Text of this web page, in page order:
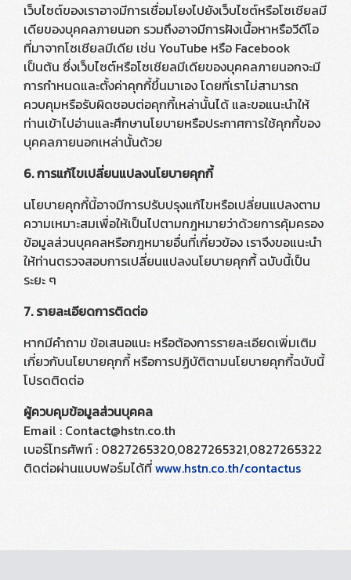
เว็บไซต์ของเราอาจมีการเชื่อมโยงไปยังเว็บไซต์หรือโซเชียลมี
เดียของบุคคลภายนอก รวมถึงอาจมีการฝังเนื้อหาหรือวีดีโอ
ที่มาจากโซเชียลมีเดีย เช่น YouTube หรือ Facebook
เป็นต้น ซึ่งเว็บไซต์หรือโซเชียลมีเดียของบุคคลภายนอกจะมี
การกำหนดและตั้งค่าคุกกี้ขึ้นมาเอง โดยที่เราไม่สามารถ
ควบคุมหรือรับผิดชอบต่อคุกกี้เหล่านั้นได้ และขอแนะนำให้
ท่านเข้าไปอ่านและศึกษานโยบายหรือประกาศการใช้คุกกี้ของ
บุคคลภายนอกเหล่านั้นด้วย
6. การแก้ไขเปลี่ยนแปลงนโยบายคุกกี้
นโยบายคุกกี้นี้อาจมีการปรับปรุงแก้ไขหรือเปลี่ยนแปลงตาม
ความเหมาะสมเพื่อให้เป็นไปตามกฎหมายว่าด้วยการคุ้มครอง
ข้อมูลส่วนบุคคลหรือกฎหมายอื่นที่เกี่ยวข้อง เราจึงขอแนะนำ
ให้ท่านตรวจสอบการเปลี่ยนแปลงนโยบายคุกกี้ ฉบับนี้เป็น
ระยะ ๆ
7. รายละเอียดการติดต่อ
หากมีคำถาม ข้อเสนอแนะ หรือต้องการรายละเอียดเพิ่มเติม
เกี่ยวกับนโยบายคุกกี้ หรือการปฏิบัติตามนโยบายคุกกี้ฉบับนี้
โปรดติดต่อ
ผู้ควบคุมข้อมูลส่วนบุคคล
Email : Contact@hstn.co.th
เบอร์โทรศัพท์ : 0827265320,0827265321,0827265322
ติดต่อผ่านแบบฟอร์มได้ที่www.hstn.co.th/contactus